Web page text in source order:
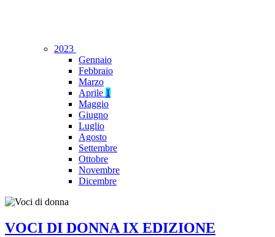
2023
Gennaio
Febbraio
Marzo
Aprile 1
Maggio
Giugno
Luglio
Agosto
Settembre
Ottobre
Novembre
Dicembre
VOCI DI DONNA IX EDIZIONE